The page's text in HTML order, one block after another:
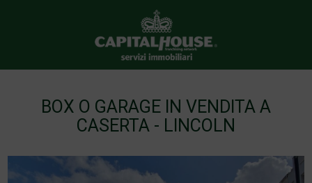
BOX O GARAGE IN VENDITA A
CASERTA - LINCOLN